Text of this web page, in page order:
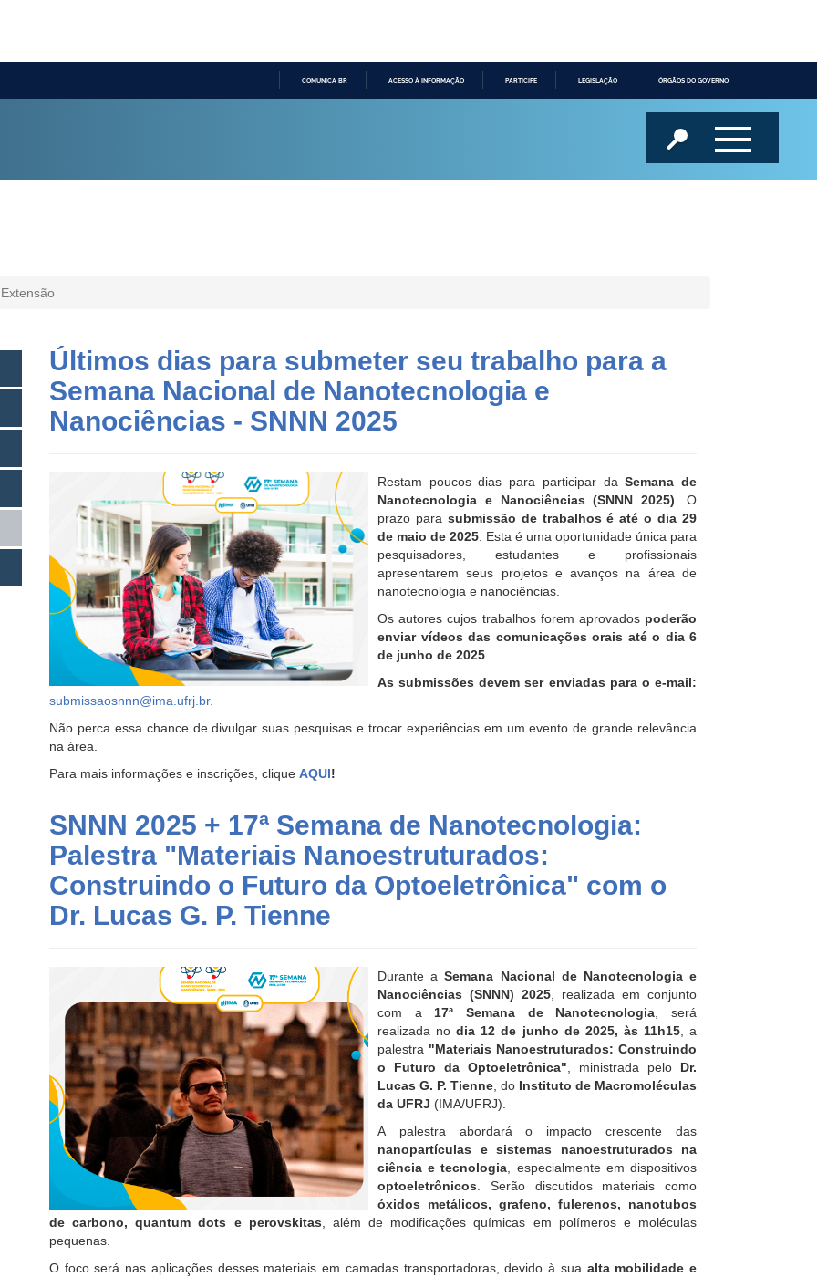
COMUNICA BR ACESSO À INFORMAÇÃO PARTICIPE LEGISLAÇÃO ÓRGÃOS DO GOVERNO
Últimos dias para submeter seu trabalho para a
Semana Nacional de Nanotecnologia e
Nanociências - SNNN 2025
Restam poucos dias para participar daSemana de
Nanotecnologia e Nanociências (SNNN 2025). O
prazo parasubmissão de trabalhos é até o dia 29
de maio de 2025. Esta é uma oportunidade única para
pesquisadores, estudantes e profissionais
apresentarem seus projetos e avanços na área de
nanotecnologia e nanociências.
Os autores cujos trabalhos forem aprovados poderão
enviar vídeos das comunicações orais até o dia 6
de junho de 2025.
As submissões devem ser enviadas para o e-mail:
submissaosnnn@ima.ufrj.br.
Não perca essa chance de divulgar suas pesquisas e trocar experiências em um evento de grande relevância
na área.
Para mais informações e inscrições, clique AQUI!
SNNN 2025 + 17ª Semana de Nanotecnologia:
Palestra "Materiais Nanoestruturados:
Construindo o Futuro da Optoeletrônica" com o
Dr. Lucas G. P. Tienne
Durante aSemana Nacional de Nanotecnologia e
Nanociências (SNNN) 2025, realizada em conjunto
com a17ª Semana de Nanotecnologia, será
realizada nodia 12 de junho de 2025, às 11h15, a
palestra "Materiais Nanoestruturados: Construindo
o Futuro da Optoeletrônica", ministrada pelo Dr.
Lucas G. P. Tienne, do Instituto de Macromoléculas
da UFRJ (IMA/UFRJ).
A palestra abordará o impacto crescente das
nanopartículas e sistemas nanoestruturados na
ciência e tecnologia, especialmente em dispositivos
optoeletrônicos. Serão discutidos materiais como
óxidos metálicos, grafeno, fulerenos, nanotubos
de carbono, quantum dots e perovskitas, além de modificações químicas em polímeros e moléculas
pequenas.
O foco será nas aplicações desses materiais em camadas transportadoras, devido à sua alta mobilidade e